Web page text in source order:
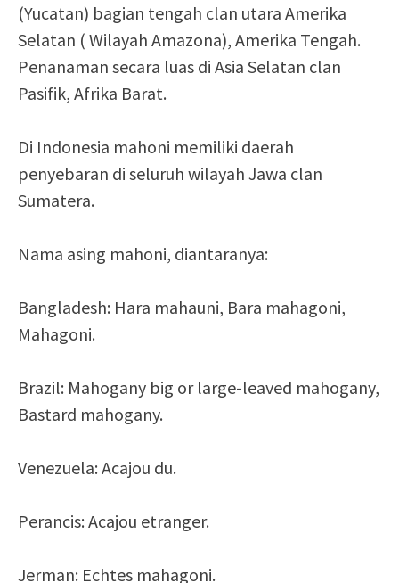
(Yucatan) bagian tengah clan utara Amerika
Selatan ( Wilayah Amazona), Amerika Tengah.
Penanaman secara luas di Asia Selatan clan
Pasifik, Afrika Barat.
Di Indonesia mahoni memiliki daerah
penyebaran di seluruh wilayah Jawa clan
Sumatera.
Nama asing mahoni, diantaranya:
Bangladesh: Hara mahauni, Bara mahagoni,
Mahagoni.
Brazil: Mahogany big or large-leaved mahogany,
Bastard mahogany.
Venezuela: Acajou du.
Perancis: Acajou etranger.
Jerman: Echtes mahagoni.